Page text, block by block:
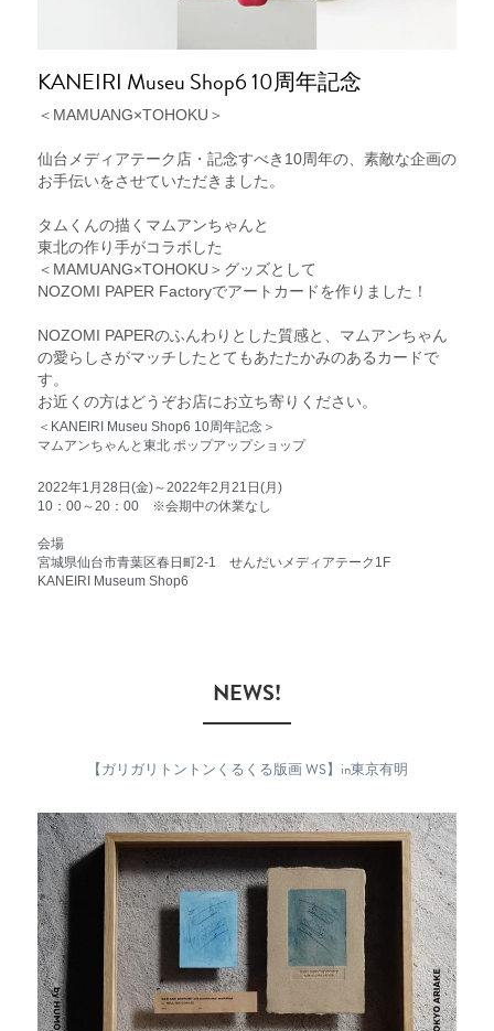
KANEIRI Museu Shop6 10周年記念
＜MAMUANG×TOHOKU＞
仙台メディアテーク店・記念すべき10周年の、素敵な企画の
お手伝いをさせていただきました。
タムくんの描くマムアンちゃんと
東北の作り手がコラボした
＜MAMUANG×TOHOKU＞グッズとして
NOZOMI PAPER Factoryでアートカードを作りました！
NOZOMI PAPERのふんわりとした質感と、マムアンちゃん
の愛らしさがマッチしたとてもあたたかみのあるカードで
す。
お近くの方はどうぞお店にお立ち寄りください。
＜KANEIRI Museu Shop6 10周年記念＞⁡
⁡マムアンちゃんと東北 ポップアップショップ⁡⁡
2022年1月28日(金)～2022年2月21日(月)⁡
⁡10：00～20：00⁡　※会期中の休業なし⁡
⁡会場⁡
⁡宮城県仙台市青葉区春日町2-1⁡　せんだいメディアテーク1F⁡
⁡KANEIRI Museum Shop6⁡
NEWS!
【ガリガリトントンくるくる版画 WS】in東京有明